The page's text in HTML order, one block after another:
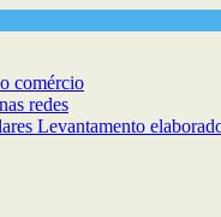
comércio
redes
Levantamento